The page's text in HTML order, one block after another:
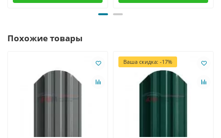
Похожие товары
Ваша скидка: -17%